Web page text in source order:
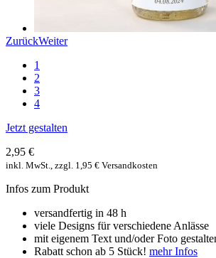
ZurückWeiter
1
2
3
4
Jetzt gestalten
2,95 €
inkl. MwSt., zzgl. 1,95 € Versandkosten
Infos zum Produkt
versandfertig in 48 h
viele Designs für verschiedene Anlässe
mit eigenem Text und/oder Foto
Rabatt schon ab 5 Stück! mehr Infos